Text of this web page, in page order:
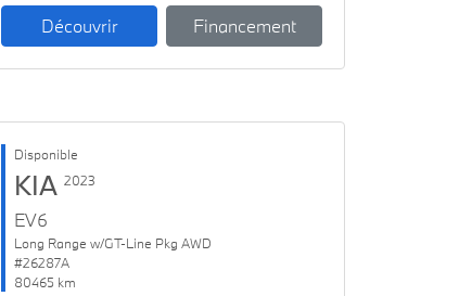
Découvrir Financement
Disponible
KIA 2023
EV6
Long Range w/GT-Line Pkg AWD
#26287A
80465 km